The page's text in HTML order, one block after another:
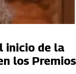
inicio de la
los Premios